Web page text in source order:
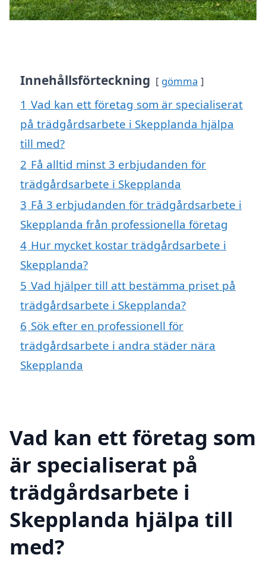
Innehållsförteckning gömma
1 Vad kan ett företag som är specialiserat
på trädgårdsarbete i Skepplanda hjälpa
till med?
2 Få alltid minst 3 erbjudanden för
trädgårdsarbete i Skepplanda
3 Få 3 erbjudanden för trädgårdsarbete i
Skepplanda från professionella företag
4 Hur mycket kostar trädgårdsarbete i
Skepplanda?
5 Vad hjälper till att bestämma priset på
trädgårdsarbete i Skepplanda?
6 Sök efter en professionell för
trädgårdsarbete i andra städer nära
Skepplanda
Vad kan ett företag som
är specialiserat på
trädgårdsarbete i
Skepplanda hjälpa till
med?